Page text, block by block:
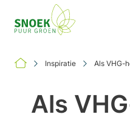
Inspiratie Als VHG-
Als